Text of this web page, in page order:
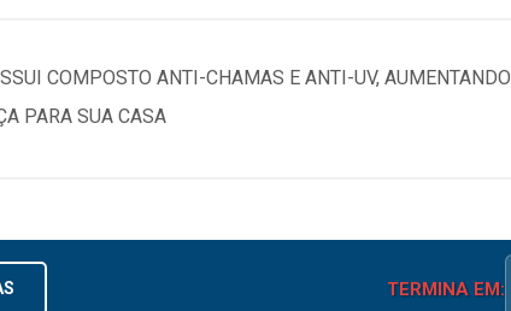
COMPOSTO ANTI-CHAMAS E ANTI-UV, AUMENTANDO
PARA SUA CASA
TERMINA EM: